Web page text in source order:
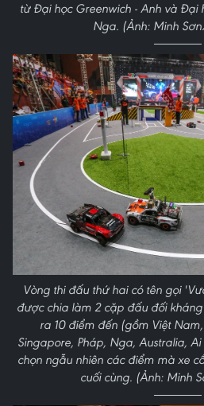
từ Đại học Greenwich - Anh và Đại
Nga. (Ảnh: Minh
Vòng thi đấu thứ hai có tên gọi
được chia làm 2 cặp đấu đối
ra 10 điểm đến (gồm Việt
Singapore, Pháp, Nga, Australia,
chọn ngẫu nhiên các điểm mà xe
cuối cùng. (Ảnh: Minh